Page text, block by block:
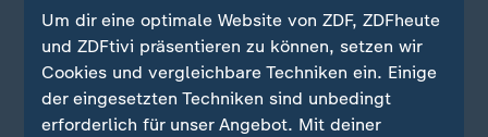
Um dir eine optimale Website von ZDF, ZDFheute
und ZDFtivi präsentieren zu können, setzen wir
Cookies und vergleichbare Techniken ein. Einige
der eingesetzten Techniken sind unbedingt
erforderlich für unser Angebot. Mit deiner